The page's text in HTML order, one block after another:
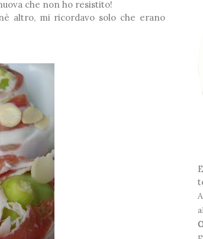
che non ho resistito!
altro, mi ricordavo solo che erano